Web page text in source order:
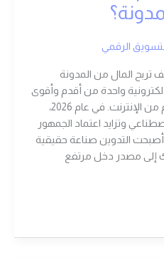
الرقمي
لعام 2026 – كيف تربح المال من المدونة
واحدة من أقدم وأقوى
وسائل تحقيق الدخل المستدام من الإنترنت. في عام 2026،
وتزايد اعتماد الجمهور
أصبحت التدوين صناعة حقيقية
إلى مصدر دخل مرتفع